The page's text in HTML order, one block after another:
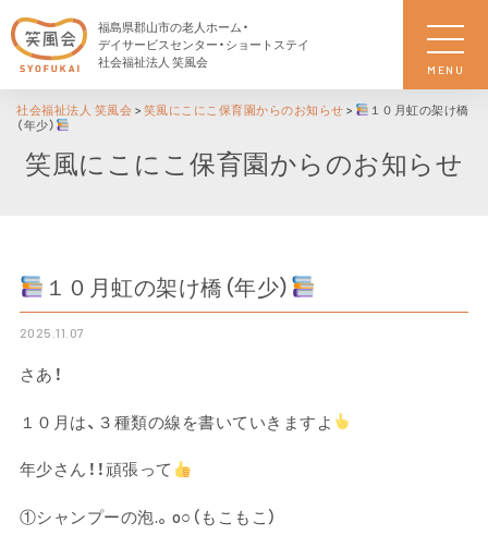
福島県郡山市の老人ホーム・
デイサービスセンター・ショートステイ
社会福祉法人 笑風会
MENU
社会福祉法人 笑風会 > 笑風にこにこ保育園からのお知らせ >
１０月虹の架け橋
（年少）
笑風にこにこ保育園からのお知らせ
１０月虹の架け橋（年少）
2025.11.07
さあ！
１０月は、３種類の線を書いていきますよ
年少さん！！頑張って
①シャンプーの泡.。o○（もこもこ）